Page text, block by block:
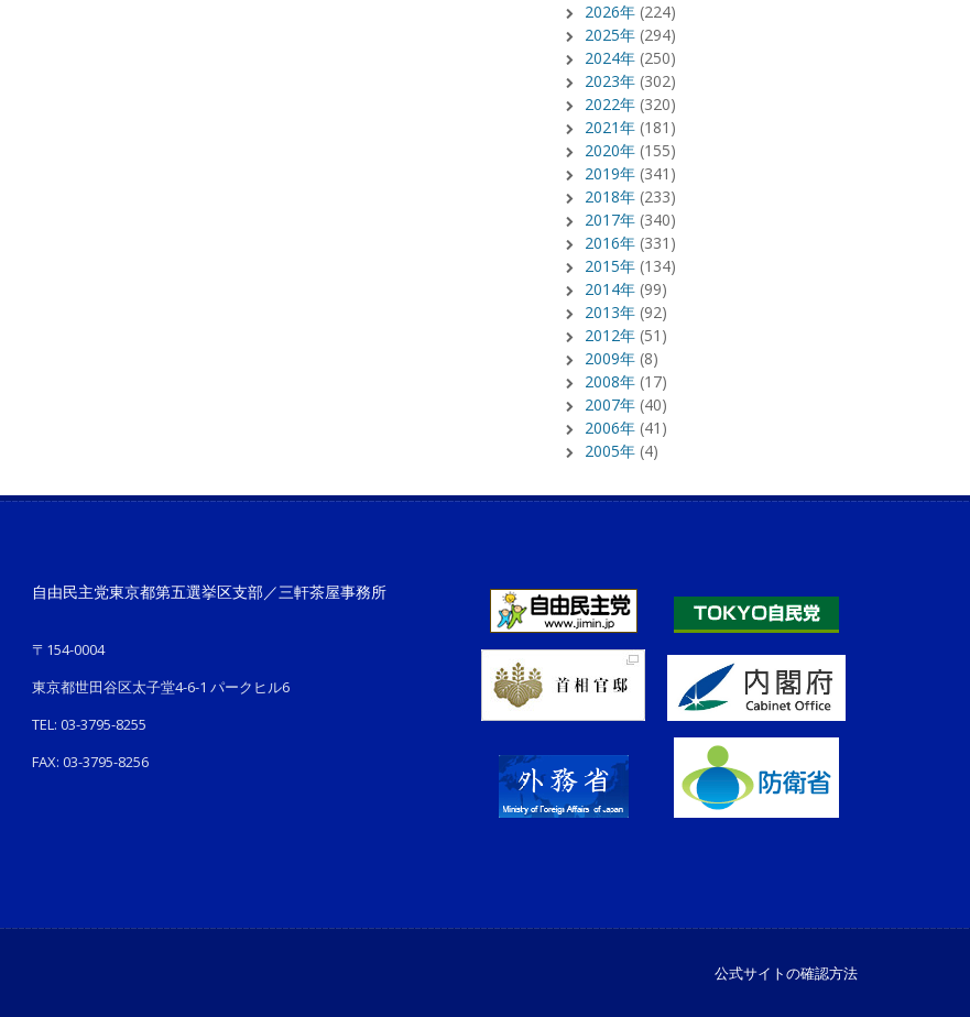
2026年 (224)
2025年 (294)
2024年 (250)
2023年 (302)
2022年 (320)
2021年 (181)
2020年 (155)
2019年 (341)
2018年 (233)
2017年 (340)
2016年 (331)
2015年 (134)
2014年 (99)
2013年 (92)
2012年 (51)
2009年 (8)
2008年 (17)
2007年 (40)
2006年 (41)
2005年 (4)
自由民主党東京都第五選挙区支部／三軒茶屋事務所
〒154-0004
東京都世田谷区太子堂4-6-1 パークヒル6
TEL: 03-3795-8255
FAX: 03-3795-8256
公式サイトの確認方法